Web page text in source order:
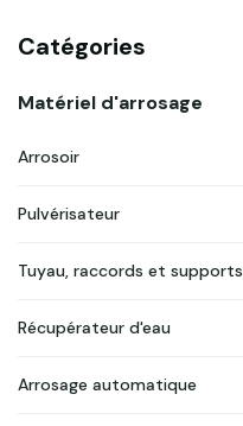
Catégories
Matériel d'arrosage
Arrosoir
Pulvérisateur
Tuyau, raccords et supports
Récupérateur d'eau
Arrosage automatique